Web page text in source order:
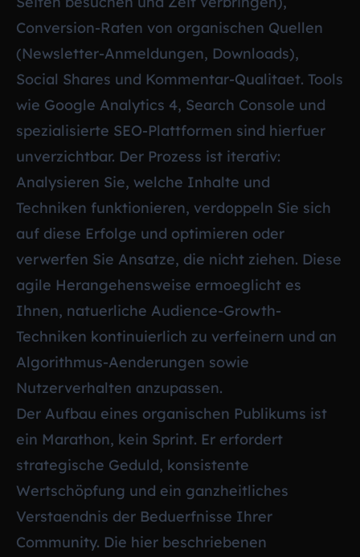
Conversion-Raten von organischen Quellen
(Newsletter-Anmeldungen, Downloads),
Social Shares und Kommentar-Qualitaet. Tools
wie Google Analytics 4, Search Console und
spezialisierte SEO-Plattformen sind hierfuer
unverzichtbar. Der Prozess ist iterativ:
Analysieren Sie, welche Inhalte und
Techniken funktionieren, verdoppeln Sie sich
auf diese Erfolge und optimieren oder
verwerfen Sie Ansatze, die nicht ziehen. Diese
agile Herangehensweise ermoeglicht es
Ihnen, natuerliche Audience-Growth-
Techniken kontinuierlich zu verfeinern und an
Algorithmus-Aenderungen sowie
Nutzerverhalten anzupassen.
Der Aufbau eines organischen Publikums ist
ein Marathon, kein Sprint. Er erfordert
strategische Geduld, konsistente
Wertschöpfung und ein ganzheitliches
Verstaendnis der Beduerfnisse Ihrer
Community. Die hier beschriebenen